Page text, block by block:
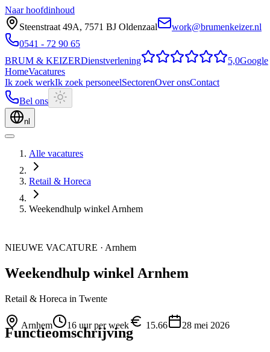
Naar hoofdinhoud
Steenstraat 49A, 7571 BJ Oldenzaal
work@brumenkeizer.nl
0541 - 72 90 65
BRUM & KEIZERDienstverlening 5,0Google
HomeVacatures
Ik zoek werkIk zoek personeelSectorenOver onsContact
Bel ons
nl
Alle vacatures
Retail & Horeca
Weekendhulp winkel Arnhem
NIEUWE VACATURE · Arnhem
Weekendhulp winkel Arnhem
Retail & Horeca in Twente
Arnhem 16 uur per week 15.66 28 mei 2026
Functieomschrijving